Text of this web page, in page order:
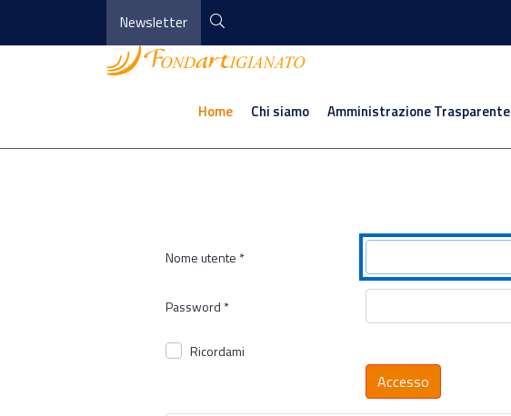
Newsletter
Home Chi siamo Amministrazione Trasparente
Nome utente *
Password *
Ricordami
Accesso